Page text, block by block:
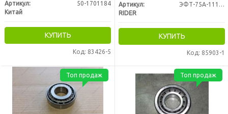
Артикул:
50-1701184
Китай
КУПИТЬ
Код: 83426-5
Артикул:
ЭФТ-75А-1117040
RIDER
КУПИТЬ
Код: 85903-1
Топ продаж Топ продаж